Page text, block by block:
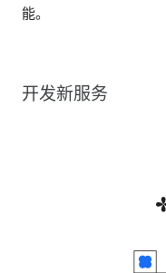
能。
开发新服务